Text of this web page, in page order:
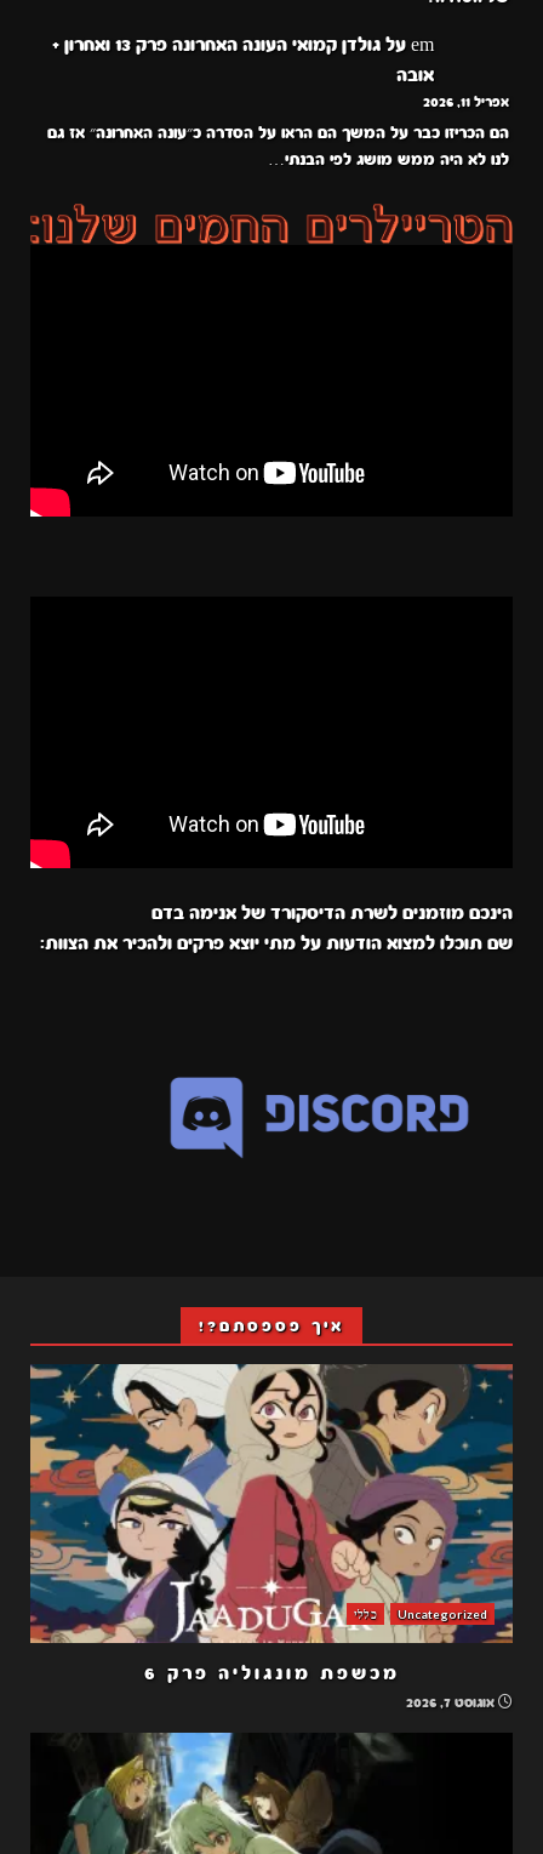
em על
גולדן קמואי העונה האחרונה פרק 13 ואחרון +
אובה
אפריל 11, 2026
הם הכריזו כבר על המשך הם הראו על הסדרה כ״עונה האחרונה״ אז גם
לנו לא היה ממש מושג לפי הבנתי…
הינכם מוזמנים לשרת הדיסקורד של אנימה בדם
שם תוכלו למצוא הודעות על מתי יוצא פרקים ולהכיר את הצוות:
איך פספסתם?!
Uncategorized כללי
מכשפת מונגוליה פרק 6
אוגוסט 7, 2026